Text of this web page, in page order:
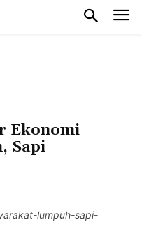
Ekonomi
Sapi
lumpuh-sapi-